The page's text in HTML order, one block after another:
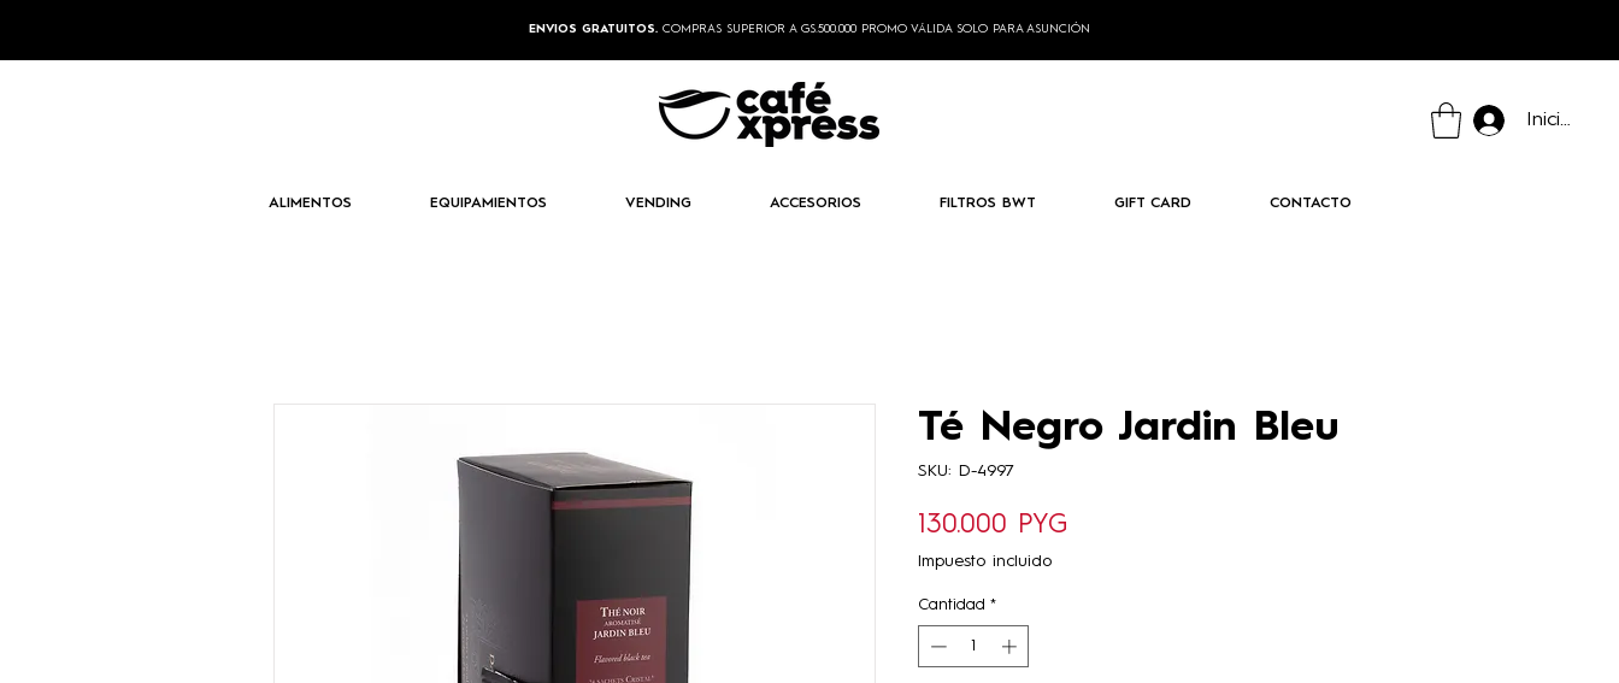
ENVIOS GRATUITOS. COMPRAS SUPERIOR A GS.500.000 PROMO VÁLIDA SOLO PARA ASUNCIÓN
Iniciar
ALIMENTOS EQUIPAMIENTOS VENDING ACCESORIOS FILTROS BWT GIFT CARD CONTACTO
Té Negro Jardin Bleu
SKU: D-4997
130.000 PYG
Impuesto incluido
Cantidad *